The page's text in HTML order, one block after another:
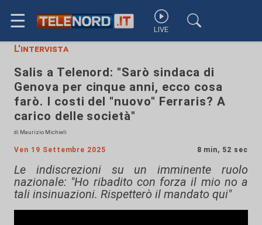
☰ LIVE
L'intervista
Salis a Telenord: "Sarò sindaca di
Genova per cinque anni, ecco cosa
farò. I costi del "nuovo" Ferraris? A
carico delle società"
di Maurizio Michieli
Ven 19 Settembre 2025 8 min, 52 sec
Le indiscrezioni su un imminente ruolo
nazionale: "Ho ribadito con forza il mio no a
tali insinuazioni. Rispetterò il mandato qui"